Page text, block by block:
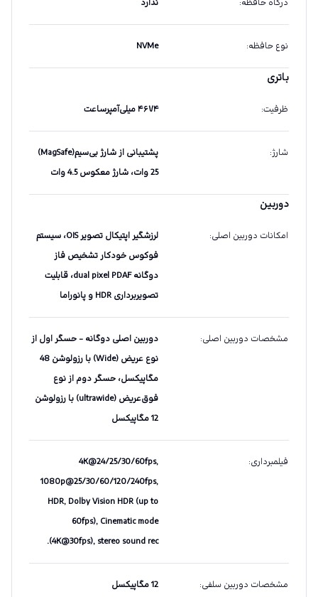
درگاه حافظه: ندارد
نوع حافظه:
NVMe
باتری
ظرفیت: ۴۶۷۴ میلی‌آمپرساعت
شارژ:
پشتیبانی از شارژ بی‌سیم(MagSafe)
25 وات، شارژ معکوس 4.5 وات
دوربین
امکانات دوربین اصلی:
لرزشگیر اپتیکال تصویر OIS، سیستم
فوکوس خودکار تشخیص فاز
دوگانه dual pixel PDAF، قابلیت
تصویربرداری HDR و پانوراما
مشخصات دوربین اصلی:
دوربین اصلی دوگانه - حسگر اول از
نوع عریض (Wide) با رزولوشن 48
مگاپیکسل، حسگر دوم از نوع
فوق‌عریض (ultrawide) با رزولوشن
12 مگاپیکسل
فیلمبرداری:
4K@24/25/30/60fps,
1080p@25/30/60/120/240fps,
HDR, Dolby Vision HDR (up to
60fps), Cinematic mode
(4K@30fps), stereo sound rec.
مشخصات دوربین سلفی: 12 مگاپیکسل